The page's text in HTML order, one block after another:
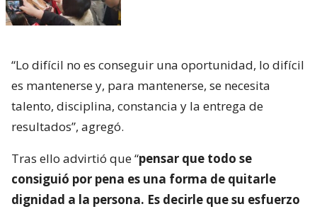
“Lo difícil no es conseguir una oportunidad, lo difícil
es mantenerse y, para mantenerse, se necesita
talento, disciplina, constancia y la entrega de
resultados”, agregó.
Tras ello advirtió que “pensar que todo se
consiguió por pena es una forma de quitarle
dignidad a la persona. Es decirle que su esfuerzo